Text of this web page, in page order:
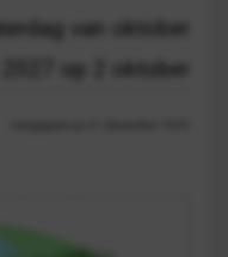
van oktober
2027 op 2 oktober